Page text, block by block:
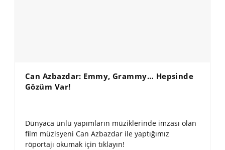
Can Azbazdar: Emmy, Grammy… Hepsinde
Gözüm Var!
Dünyaca ünlü yapımların müziklerinde imzası olan
film müzisyeni Can Azbazdar ile yaptığımız
röportajı okumak için tıklayın!